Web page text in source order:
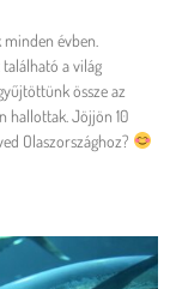
évben.
a világ
össze az
hallottak. Jöjjön 10
Olaszországhoz?